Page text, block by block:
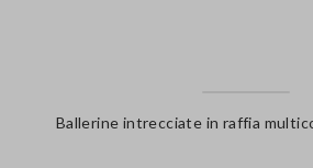
Ballerine intrecciate in raffia